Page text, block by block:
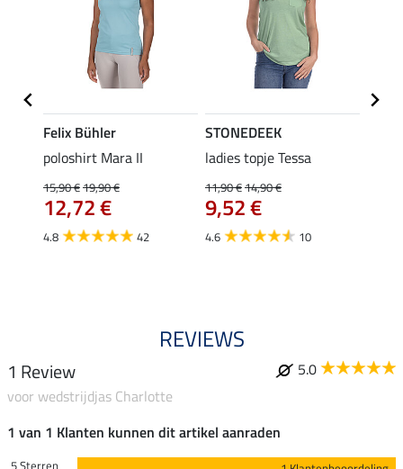
Felix Bühler
poloshirt Mara II
15,90 €19,90 €
12,72 €
4.8 42
STONEDEEK
ladies topje Tessa
11,90 €14,90 €
9,52 €
4.6 10
REVIEWS
1 Review
5.0
voor wedstrijdjas Charlotte
1 van 1 Klanten kunnen dit artikel aanraden
5 Sterren